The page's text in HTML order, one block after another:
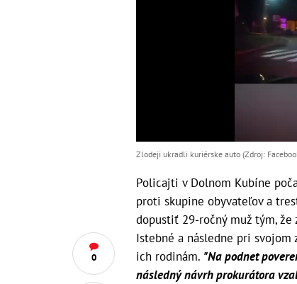
0
Zlodeji ukradli kuriérske auto (Zdroj:
Policajti v Dolnom Kubíne
proti skupine obyvateľov a
dopustiť 29-ročný muž tým,
Istebné a následne pri
ich rodinám. "Na podnet
následný návrh prokurátora